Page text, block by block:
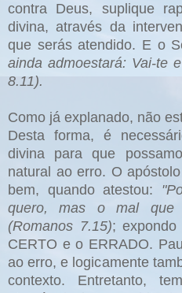
contra Deus, suplique
divina, através da
que serás atendido. E o
ainda admoestará: Vai-te
8.11).
Como já explanado, não
Desta forma, é
divina para que
natural ao erro. O
bem, quando atestou:
quero, mas o mal que
(Romanos 7.15);
CERTO e o ERRADO.
ao erro, e logicamente
contexto. Entretanto,